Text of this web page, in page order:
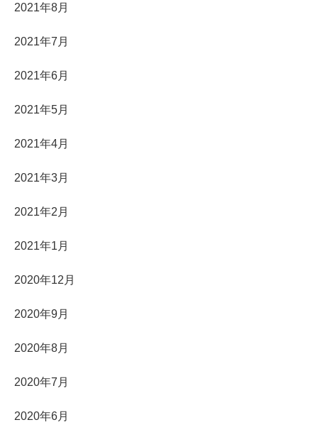
2021年8月
2021年7月
2021年6月
2021年5月
2021年4月
2021年3月
2021年2月
2021年1月
2020年12月
2020年9月
2020年8月
2020年7月
2020年6月